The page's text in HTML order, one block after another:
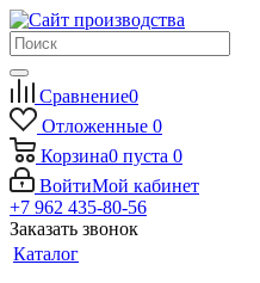
Сравнение0
Отложенные 0
Корзина0 пуста 0
ВойтиМой кабинет
+7 962 435-80-56
Заказать звонок
Каталог